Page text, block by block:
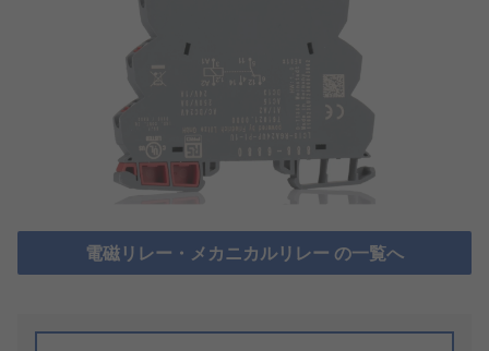
電磁リレー・メカニカルリレー の一覧へ